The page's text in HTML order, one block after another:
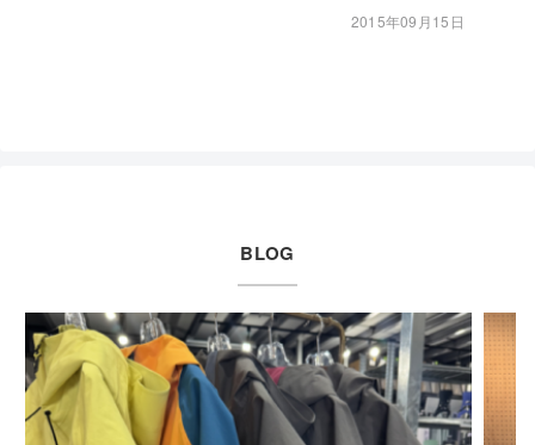
2015年09月15日
BLOG